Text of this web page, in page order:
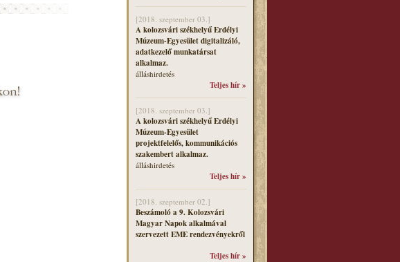
[2018. szeptember 03.]
A kolozsvári székhelyű Erdélyi
Múzeum-Egyesület digitalizáló,
adatkezelő munkatársat
alkalmaz.
álláshirdetés
Teljes hír »
[2018. szeptember 03.]
A kolozsvári székhelyű Erdélyi
Múzeum-Egyesület
projektfelelős, kommunikációs
szakembert alkalmaz.
álláshirdetés
Teljes hír »
[2018. szeptember 02.]
Beszámoló a 9. Kolozsvári
Magyar Napok alkalmával
szervezett EME rendezvényekről
Teljes hír »